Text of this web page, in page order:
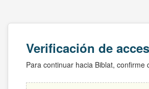
Verificación de
Para continuar hacia Biblat,